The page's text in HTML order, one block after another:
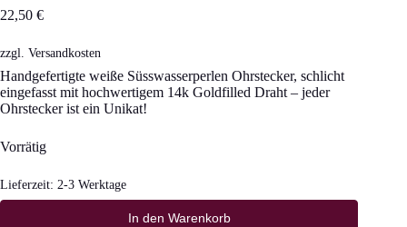
22,50 €
zzgl. Versandkosten
Handgefertigte weiße Süsswasserperlen Ohrstecker, schlicht
eingefasst mit hochwertigem 14k Goldfilled Draht – jeder
Ohrstecker ist ein Unikat!
Vorrätig
Lieferzeit: 2-3 Werktage
In den Warenkorb